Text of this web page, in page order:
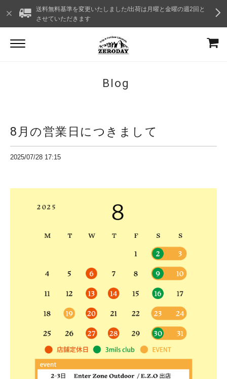
送料無料基準を変更いたしました/出荷は月曜と金曜の週2回と
させていただきます
Blog
8月の営業日につきまして
2025/07/28 17:15